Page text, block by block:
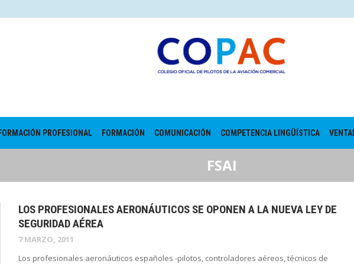
PROFESIONAL FORMACIÓN COMUNICACIÓN COMPETENCIA LINGÜÍSTICA
FSAI
LOS PROFESIONALES AERONÁUTICOS SE OPONEN A LA NUEVA LEY DE
SEGURIDAD AÉREA
7 MARZO, 2011
Los profesionales aeronáuticos españoles -pilotos, controladores aéreos, técnicos de